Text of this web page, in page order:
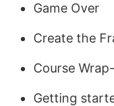
Game Over
Create the
Course
Getting